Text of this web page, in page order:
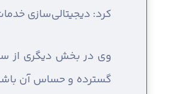
کرد: دیجیتالی‌سازی
وی در بخش دیگری از
گسترده و حساس آن باشد